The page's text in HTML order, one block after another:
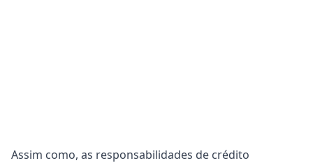
Assim como, as responsabilidades de crédito